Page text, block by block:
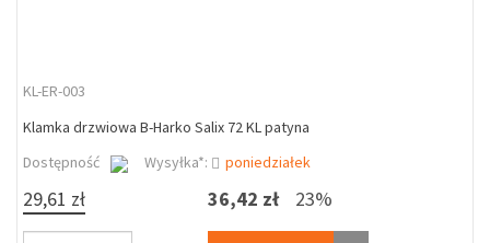
KL-ER-003
Klamka drzwiowa B-Harko Salix 72 KL patyna
Dostępność
Wysyłka*: poniedziałek
29,61 zł 36,42 zł 23%